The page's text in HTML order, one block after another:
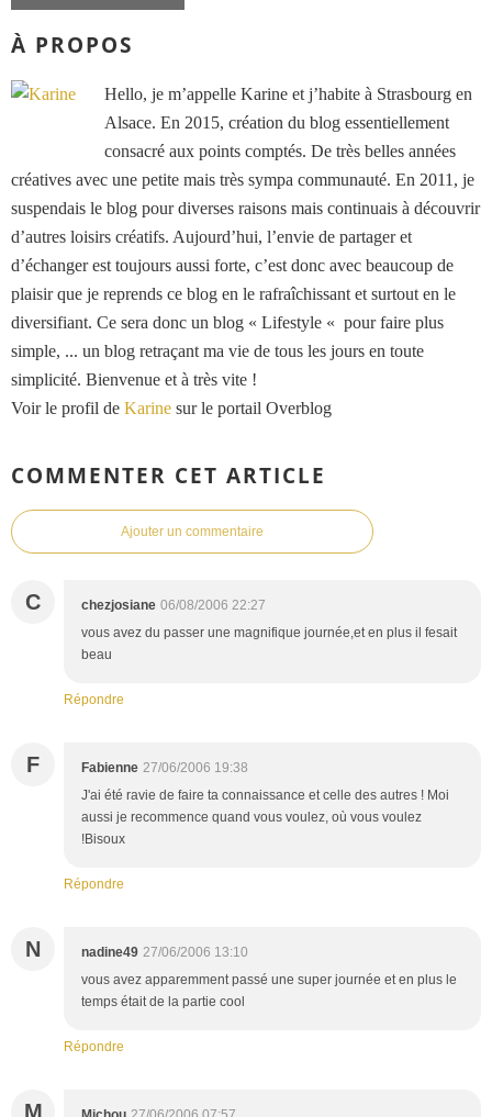
À PROPOS
Hello, je m’appelle Karine et j’habite à Strasbourg en
Alsace. En 2015, création du blog essentiellement
consacré aux points comptés. De très belles années
créatives avec une petite mais très sympa communauté. En 2011, je
suspendais le blog pour diverses raisons mais continuais à découvrir
d’autres loisirs créatifs. Aujourd’hui, l’envie de partager et
d’échanger est toujours aussi forte, c’est donc avec beaucoup de
plaisir que je reprends ce blog en le rafraîchissant et surtout en le
diversifiant. Ce sera donc un blog « Lifestyle « pour faire plus
simple, ... un blog retraçant ma vie de tous les jours en toute
simplicité. Bienvenue et à très vite !
Voir le profil de Karine sur le portail Overblog
COMMENTER CET ARTICLE
Ajouter un commentaire
C chezjosiane 06/08/2006 22:27
vous avez du passer une magnifique journée,et en plus il fesait
beau
Répondre
F Fabienne 27/06/2006 19:38
J'ai été ravie de faire ta connaissance et celle des autres ! Moi
aussi je recommence quand vous voulez, où vous voulez
!Bisoux
Répondre
N nadine49 27/06/2006 13:10
vous avez apparemment passé une super journée et en plus le
temps était de la partie cool
Répondre
M